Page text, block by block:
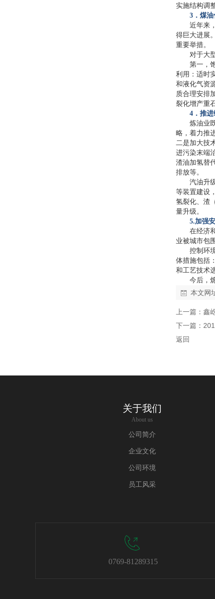
实施结构调
3 ．煤
近年来
得巨大进展
重要举措。
对于大
第一，
利用：适时
和液化气资
质合理安排
裂化增产重
4 ．推
炼油业
略，着力推
二是加大技
进污染末端
渣油加氢替
排放等。
汽油升
等装置建设
氢裂化、渣
量升级。
5.加强
在经济
业被城市包
控制环
体措施包括
和工艺技术
今后，
本文网
上一篇： 鑫
下一篇：
返回
关于我们
About us
公司简介
企业文化
公司环境
员工风采
0769-81289315